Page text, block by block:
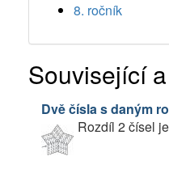
8. ročník
Související
Dvě čísla s daným
Rozdíl 2 čísel